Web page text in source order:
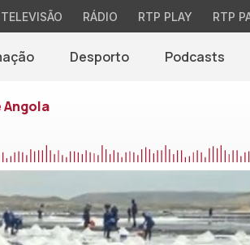
TELEVISÃO RÁDIO RTP PLAY RTP
Desporto Podcasts
Angola